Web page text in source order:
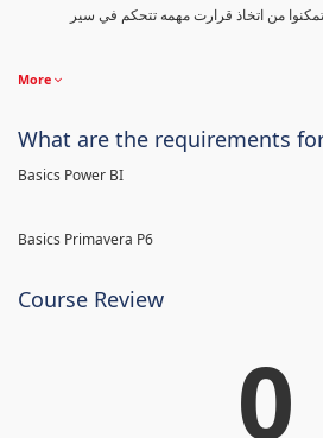
يتمكنوا من اتخاذ قرارت مهمه تتحكم في سير
More
What are the requirements
Basics Power BI
Basics Primavera P6
Course Review
0